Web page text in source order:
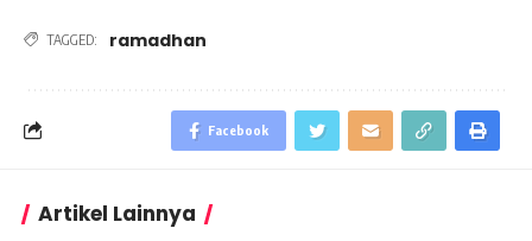
TAGGED: ramadhan
Facebook
Artikel Lainnya